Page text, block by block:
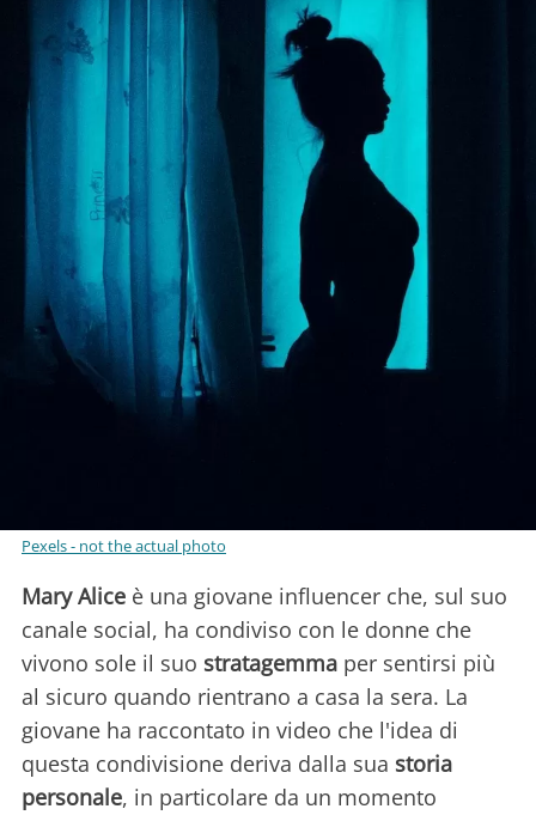
Pexels - not the actual photo
Mary Alice è una giovane influencer che, sul suo
canale social, ha condiviso con le donne che
vivono sole il suo stratagemma per sentirsi più
al sicuro quando rientrano a casa la sera. La
giovane ha raccontato in video che l'idea di
questa condivisione deriva dalla sua storia
personale, in particolare da un momento